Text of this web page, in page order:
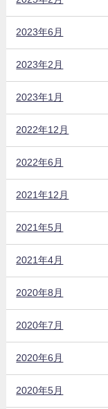
2023年6月
2023年2月
2023年1月
2022年12月
2022年6月
2021年12月
2021年5月
2021年4月
2020年8月
2020年7月
2020年6月
2020年5月